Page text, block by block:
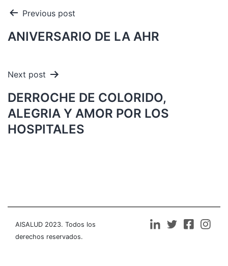
Navegación
de
Previous post
ANIVERSARIO DE LA AHR
Next post
DERROCHE DE COLORIDO,
ALEGRIA Y AMOR POR LOS
HOSPITALES
AISALUD 2023. Todos los
derechos reservados.